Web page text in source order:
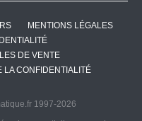
MENTIONS LÉGALES
DE VENTE
LA CONFIDENTIALITÉ
1997-2026